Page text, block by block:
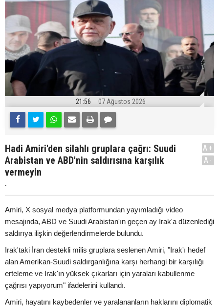
21:56 07 Ağustos 2026
Hadi Amiri'den silahlı gruplara çağrı: Suudi
Arabistan ve ABD'nin saldırısına karşılık
vermeyin
.
A+
A-
Amiri, X sosyal medya platformundan yayımladığı video
mesajında, ABD ve Suudi Arabistan'ın geçen ay Irak'a düzenlediği
saldırıya ilişkin değerlendirmelerde bulundu.
Irak'taki İran destekli milis gruplara seslenen Amiri, "Irak'ı hedef
alan Amerikan-Suudi saldırganlığına karşı herhangi bir karşılığı
erteleme ve Irak'ın yüksek çıkarları için yaraları kabullenme
çağrısı yapıyorum" ifadelerini kullandı.
Amiri, hayatını kaybedenler ve yaralananların haklarını diplomatik